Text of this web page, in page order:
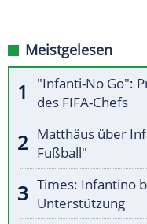
Meistgelesen
"Infanti-No Go":
des FIFA-Chefs
Matthäus über
Fußball"
Times: Infantino
Unterstützung